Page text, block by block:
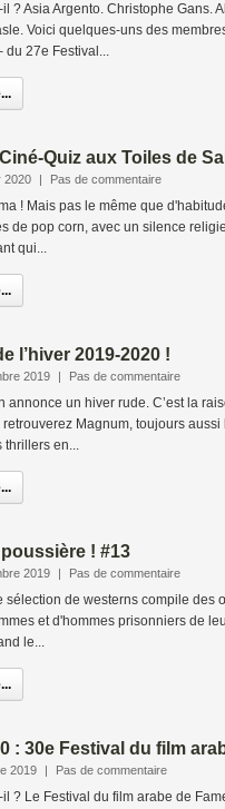
il ? Asia Argento. Christophe Gans.
Voici quelques-uns des
du 27e Festival...
Quiz aux Toiles de
2020 | Pas de commentaire
! Mais pas le même que
de pop corn, avec un silence
qui...
l’hiver 2019-2020 !
2019 | Pas de commentaire
annonce un hiver rude. C’est la
retrouverez Magnum, toujours
thrillers en...
! #13
2019 | Pas de commentaire
sélection de westerns compile des
et d'hommes prisonniers de
le...
: 30e Festival du film
2019 | Pas de commentaire
il ? Le Festival du film arabe de